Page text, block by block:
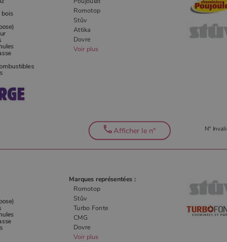
Romotop
Stûv
Attika
Dovre
Voir plus
N°
Afficher le n°
Marques représentées :
Romotop
Stûv
Turbo Fonte
CMG
Dovre
Voir plus